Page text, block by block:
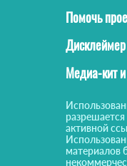
Помочь
Дисклеймер
Медиа-кит
активной
материалов